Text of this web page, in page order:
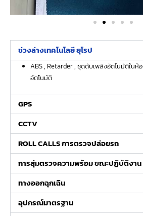
ช่วงล่างเทคโนโลยี ยุโรป​
ABS , Retarder , ชุดดับเพลิงอัตโนมัติในห้
อัตโนมัติ
GPS​
CCTV​
ROLL CALLS การตรวจปล่อยรถ​
การสุ่มตรวจความพร้อม ขณะปฏิบัติงาน
ทางออกฉุกเฉิน​
อุปกรณ์มาตรฐาน​